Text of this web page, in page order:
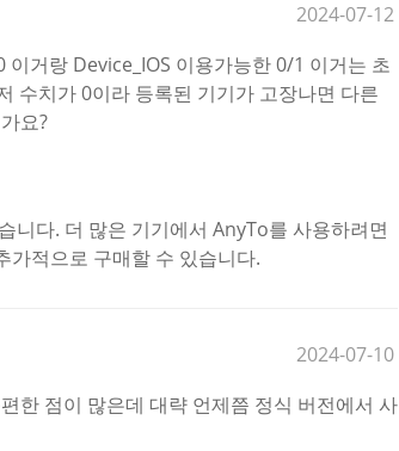
2024-07-12
거랑 Device_IOS 이용가능한 0/1 이거는 초
수치가 0이라 등록된 기기가 고장나면 다른
요?
니다. 더 많은 기기에서 AnyTo를 사용하려면
가적으로 구매할 수 있습니다.
2024-07-10
한 점이 많은데 대략 언제쯤 정식 버전에서 사